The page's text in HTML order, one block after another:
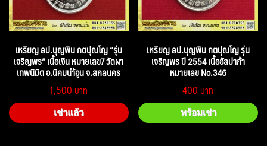
เหรียญ ลป.บุญพิน กตปุณโญ “รุ่น
เจริญพร” เนื้อเงิน หมายเลข7 วัดผา
เทพนิมิต อ.นิคมนำ้อูน จ.สกลนคร
1,500
เช่าแล้ว
เหรียญ ลป.บุญพิน กตปุณโญ รุ่น
เจริญพร ปี 2554 เนื้ออัลปาก้า
หมายเลข No.346
400
พร้อมเช่า